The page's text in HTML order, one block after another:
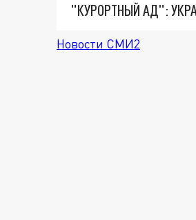
"КУРОРТНЫЙ АД":
Новости СМИ2